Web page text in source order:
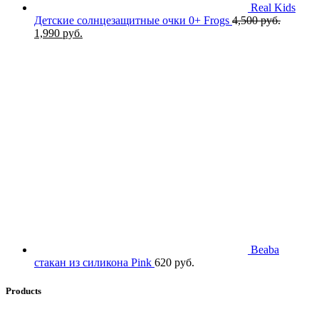
Real Kids
Детские солнцезащитные очки 0+ Frogs 4,500руб.
Первоначальная
1,990 руб.
Beaba
стакан из силикона Pink 620 руб.
Products